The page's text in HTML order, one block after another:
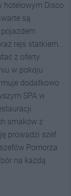
hotelowym Disco
są
rejs statkiem.
z oferty
w pokoju
dodatkowo
SPA w
smaków z
prowadzi szef
Pomorza
na każdą